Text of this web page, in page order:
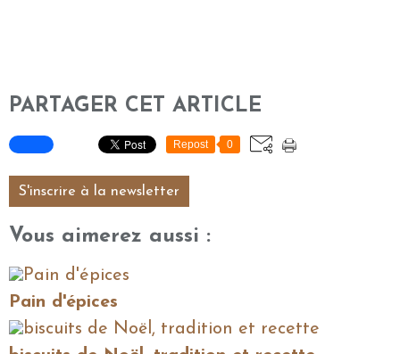
PARTAGER CET ARTICLE
Repost 0
S'inscrire à la newsletter
Vous aimerez aussi :
Pain d'épices